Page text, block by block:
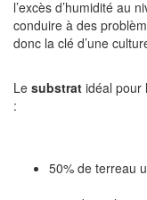
l’excès d’humidité au
conduire à des
donc la clé d’une
Le substrat idéal pour
:
50% de terreau